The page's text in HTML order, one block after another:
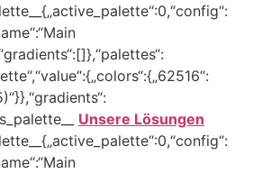
Unsere Lösungen